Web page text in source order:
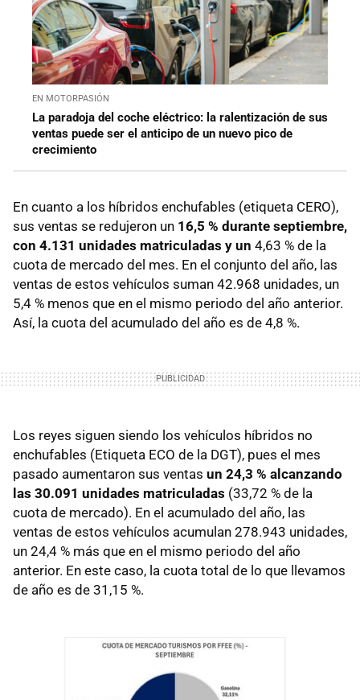
EN MOTORPASIÓN
La paradoja del coche eléctrico: la ralentización de sus
ventas puede ser el anticipo de un nuevo pico de
crecimiento
En cuanto a los híbridos enchufables (etiqueta CERO),
sus ventas se redujeron un 16,5 % durante septiembre,
con 4.131 unidades matriculadas y un 4,63 % de la
cuota de mercado del mes. En el conjunto del año, las
ventas de estos vehículos suman 42.968 unidades, un
5,4 % menos que en el mismo periodo del año anterior.
Así, la cuota del acumulado del año es de 4,8 %.
Los reyes siguen siendo los vehículos híbridos no
enchufables (Etiqueta ECO de la DGT), pues el mes
pasado aumentaron sus ventas un 24,3 % alcanzando
las 30.091 unidades matriculadas (33,72 % de la
cuota de mercado). En el acumulado del año, las
ventas de estos vehículos acumulan 278.943 unidades,
un 24,4 % más que en el mismo periodo del año
anterior. En este caso, la cuota total de lo que llevamos
de año es de 31,15 %.